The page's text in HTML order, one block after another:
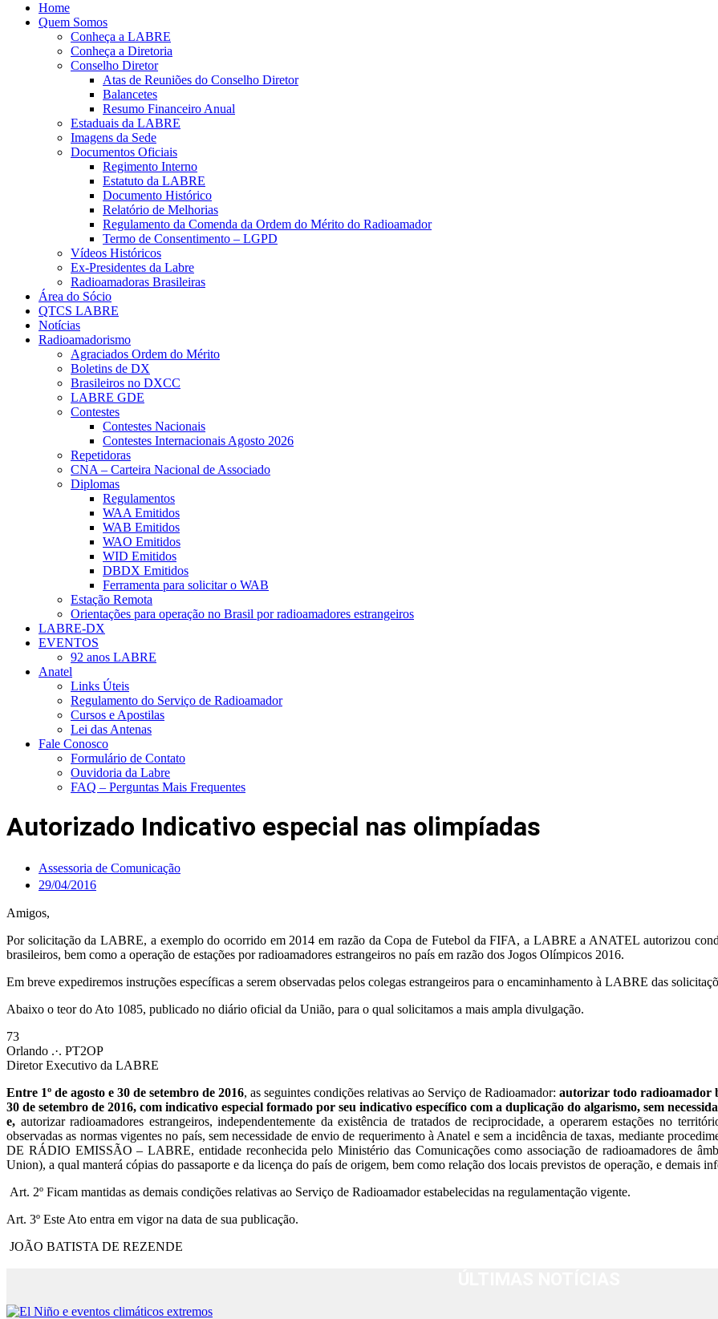
Home
Quem Somos
Conheça a LABRE
Conheça a Diretoria
Conselho Diretor
Atas de Reuniões do Conselho Diretor
Balancetes
Resumo Financeiro Anual
Estaduais da LABRE
Imagens da Sede
Documentos Oficiais
Regimento Interno
Estatuto da LABRE
Documento Histórico
Relatório de Melhorias
Regulamento da Comenda da Ordem do Mérito do Radioamador
Termo de Consentimento – LGPD
Vídeos Históricos
Ex-Presidentes da Labre
Radioamadoras Brasileiras
Área do Sócio
QTCS LABRE
Notícias
Radioamadorismo
Agraciados Ordem do Mérito
Boletins de DX
Brasileiros no DXCC
LABRE GDE
Contestes
Contestes Nacionais
Contestes Internacionais Agosto 2026
Repetidoras
CNA – Carteira Nacional de Associado
Diplomas
Regulamentos
WAA Emitidos
WAB Emitidos
WAO Emitidos
WID Emitidos
DBDX Emitidos
Ferramenta para solicitar o WAB
Estação Remota
Orientações para operação no Brasil por radioamadores estrangeiros
LABRE-DX
EVENTOS
92 anos LABRE
Anatel
Links Úteis
Regulamento do Serviço de Radioamador
Cursos e Apostilas
Lei das Antenas
Fale Conosco
Formulário de Contato
Ouvidoria da Labre
FAQ – Perguntas Mais Frequentes
Autorizado Indicativo especial nas olimpíadas
Assessoria de Comunicação
29/04/2016
Amigos,
Por solicitação da LABRE, a exemplo do ocorrido em 2014 em razão da Copa de Futebol da FIFA, a LABRE a ANATEL autorizou
brasileiros, bem como a operação de estações por radioamadores estrangeiros no país em razão dos Jogos Olímpicos 2016.
Em breve expediremos instruções específicas a serem observadas pelos colegas estrangeiros para o encaminhamento à LABRE das
Abaixo o teor do Ato 1085, publicado no diário oficial da União, para o qual solicitamos a mais ampla divulgação.
73
Orlando .·. PT2OP
Diretor Executivo da LABRE
Entre 1º de agosto e 30 de setembro de 2016, as seguintes condições relativas ao Serviço de Radioamador: autorizar todo radioamador
30 de setembro de 2016, com indicativo especial formado por seu indicativo específico com a duplicação do algarismo, sem
e, autorizar radioamadores estrangeiros, independentemente da existência de tratados de reciprocidade, a operarem estações no
observadas as normas vigentes no país, sem necessidade de envio de requerimento à Anatel e sem a incidência de taxas, mediante
DE RÁDIO EMISSÃO – LABRE, entidade reconhecida pelo Ministério das Comunicações como associação de radioamadores de
Union), a qual manterá cópias do passaporte e da licença do país de origem, bem como relação dos locais previstos de operação, e demais
Art. 2º Ficam mantidas as demais condições relativas ao Serviço de Radioamador estabelecidas na regulamentação vigente.
Art. 3º Este Ato entra em vigor na data de sua publicação.
JOÃO BATISTA DE REZENDE